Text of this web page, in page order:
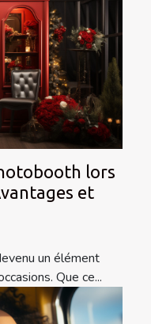
lors
et
un élément
Que ce...